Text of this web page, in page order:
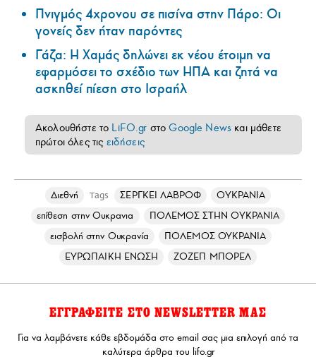
Πνιγμός 4χρονου σε πισίνα στην Πάρο: Οι
γονείς δεν ήταν παρόντες
Γάζα: Η Χαμάς δηλώνει εκ νέου έτοιμη να
εφαρμόσει το σχέδιο των ΗΠΑ και ζητά να
ασκηθεί πίεση στο Ισραήλ
Ακολουθήστε το LiFO.gr στοGoogle News και μάθετε
πρώτοι όλες τις ειδήσεις
Διεθνή Tags ΣΕΡΓΚΕΙ ΛΑΒΡΟΦ
ΟΥΚΡΑΝΙΑ
επίθεση στην Ουκρανια
ΠΟΛΕΜΟΣ ΣΤΗΝ ΟΥΚΡΑΝΙΑ
εισβολή στην Ουκρανία
ΠΟΛΕΜΟΣ ΟΥΚΡΑΝΙΑ
ΕΥΡΩΠΑΙΚΗ ΕΝΩΣΗ
ΖΟΖΕΠ ΜΠΟΡΕΛ
ΕΓΓΡΑΦΕΙΤΕ ΣΤΟ NEWSLETTER ΜΑΣ
Για να λαμβάνετε κάθε εβδομάδα στο email σας μια επιλογή από τα
καλύτερα άρθρα του lifo.gr